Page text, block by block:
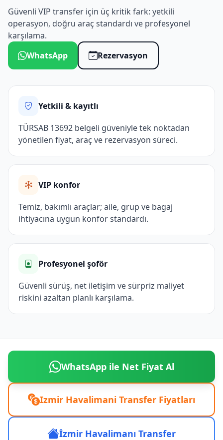
Güvenli VIP transfer için üç kritik fark: yetkili
operasyon, doğru araç standardı ve profesyonel
karşılama.
WhatsApp
Rezervasyon
Yetkili & kayıtlı
TÜRSAB 13692 belgeli güveniyle tek noktadan
yönetilen fiyat, araç ve rezervasyon süreci.
VIP konfor
Temiz, bakımlı araçlar; aile, grup ve bagaj
ihtiyacına uygun konfor standardı.
Profesyonel şoför
Güvenli sürüş, net iletişim ve sürpriz maliyet
riskini azaltan planlı karşılama.
WhatsApp ile Net Fiyat Al
Izmir Havalimani Transfer Fiyatları
İzmir Havalimanı Transfer